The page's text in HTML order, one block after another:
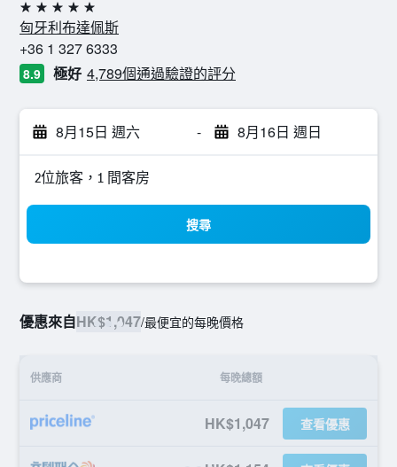
5星級
匈牙利布達佩斯
+36 1 327 6333
8.9 極好 4,789個通過驗證的評分
8月15日 週六 - 8月16日 週日
2位旅客，1 間客房
搜尋
優惠來自HK$1,047/最便宜的每晚價格
供應商 每晚總額
HK$1,047 查看優惠